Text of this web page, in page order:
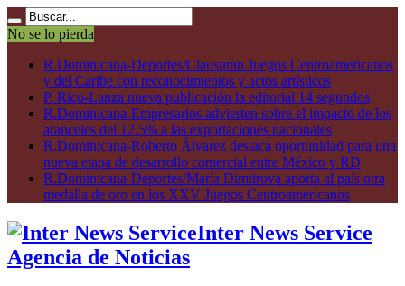
No se lo pierda
R.Dominicana-Deportes/Clausuran Juegos Centroamericanos
y del Caribe con reconocimientos y actos artísticos
P. Rico-Lanza nueva publicación la editorial 14 segundos
R.Dominicana-Empresarios advierten sobre el impacto de los
aranceles del 12.5% a las exportaciones nacionales
R.Dominicana-Roberto Álvarez destaca oportunidad para una
nueva etapa de desarrollo comercial entre México y RD
R.Dominicana-Deportes/María Dimitrova aporta al país otra
medalla de oro en los XXV Juegos Centroamericanos
Inter News Service
Agencia de Noticias